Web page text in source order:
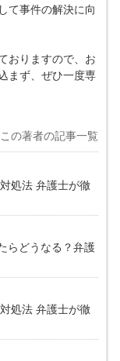
て事件の解決に向
おりますので、お
まず、ぜひ一度専
この著者の記事一覧
処法 弁護士が徹
らどうなる？弁護
処法 弁護士が徹